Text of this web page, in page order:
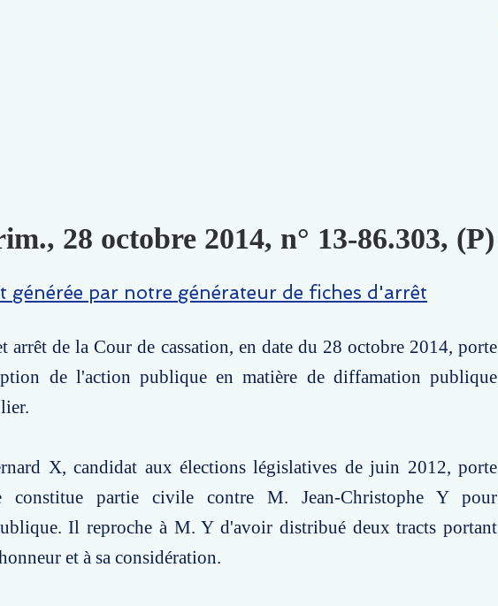
28 octobre 2014, n° 13-86.303, (P)
générée par notre générateur de fiches d'arrêt
arrêt de la Cour de cassation, en date du 28 octobre 2014, porte
de l'action publique en matière de diffamation publique
X, candidat aux élections législatives de juin 2012, porte
constitue partie civile contre M. Jean-Christophe Y pour
Il reproche à M. Y d'avoir distribué deux tracts portant
et à sa considération.